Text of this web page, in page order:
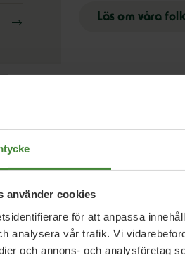
använder cookies
för att anpassa
analysera vår trafik. Vi
och annons- och analysföretag
Läs om våra
frågor